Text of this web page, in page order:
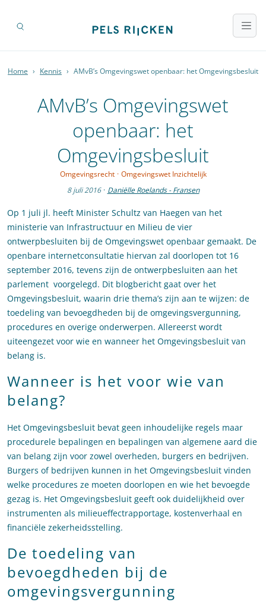
Home › Kennis › AMvB’s Omgevingswet openbaar: het Omgevingsbesluit
AMvB’s Omgevingswet
openbaar: het
Omgevingsbesluit
Omgevingsrecht · Omgevingswet Inzichtelijk
8 juli 2016 · Daniëlle Roelands - Fransen
Op 1 juli jl. heeft Minister Schultz van Haegen van het
ministerie van Infrastructuur en Milieu de vier
ontwerpbesluiten bij de Omgevingswet openbaar gemaakt. De
openbare internetconsultatie hiervan zal doorlopen tot 16
september 2016, tevens zijn de ontwerpbesluiten aan het
parlement voorgelegd. Dit blogbericht gaat over het
Omgevingsbesluit, waarin drie thema’s zijn aan te wijzen: de
toedeling van bevoegdheden bij de omgevingsvergunning,
procedures en overige onderwerpen. Allereerst wordt
uiteengezet voor wie en wanneer het Omgevingsbesluit van
belang is.
Wanneer is het voor wie van
belang?
Het Omgevingsbesluit bevat geen inhoudelijke regels maar
procedurele bepalingen en bepalingen van algemene aard die
van belang zijn voor zowel overheden, burgers en bedrijven.
Burgers of bedrijven kunnen in het Omgevingsbesluit vinden
welke procedures ze moeten doorlopen en wie het bevoegde
gezag is. Het Omgevingsbesluit geeft ook duidelijkheid over
instrumenten als milieueffectrapportage, kostenverhaal en
financiële zekerheidsstelling.
De toedeling van
bevoegdheden bij de
omgevingsvergunning